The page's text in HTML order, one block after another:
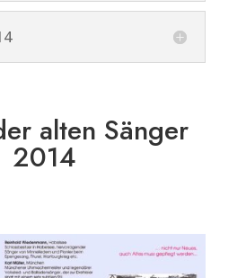
alten Sänger
2014